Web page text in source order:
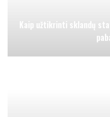
Kaip užtikrinti sklandų